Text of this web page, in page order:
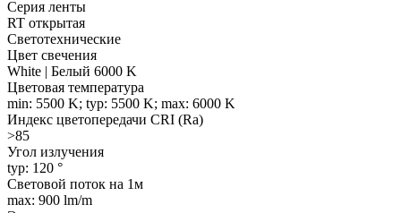
Серия ленты
RT открытая
Светотехнические
Цвет свечения
White | Белый 6000 K
Цветовая температура
min: 5500 K; typ: 5500 K; max: 6000 K
Индекс цветопередачи CRI (Ra)
>85
Угол излучения
typ: 120 °
Световой поток на 1м
max: 900 lm/m